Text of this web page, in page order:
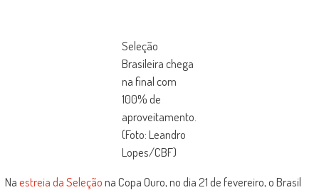
Seleção
Brasileira chega
na final com
100% de
aproveitamento.
(Foto: Leandro
Lopes/CBF)
Naestreia da Seleçãona Copa Ouro, no dia 21 de fevereiro, o Brasil